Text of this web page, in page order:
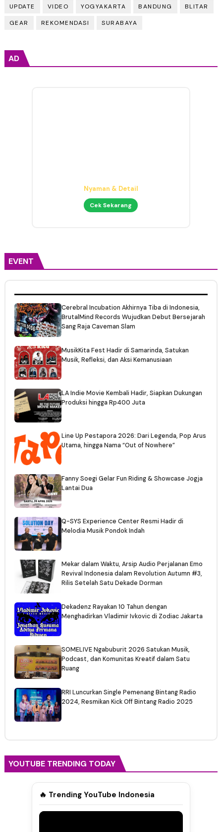
UPDATE VIDEO YOGYAKARTA BANDUNG BLITAR
GEAR REKOMENDASI SURABAYA
AD
Mulai 1 Jutaan
Cek Sekarang
EVENT
Cerebral Incubation Akhirnya Tiba di Indonesia,
BrutalMind Records Wujudkan Debut Bersejarah
Sang Raja Caveman Slam
MusikKita Fest Hadir di Samarinda, Satukan
Musik, Refleksi, dan Aksi Kemanusiaan
LA Indie Movie Kembali Hadir, Siapkan Dukungan
Produksi hingga Rp400 Juta
Line Up Pestapora 2026: Dari Legenda, Pop Arus
Utama, hingga Nama “Out of Nowhere”
Fanny Soegi Gelar Fun Riding & Showcase Jogja
Lantai Dua
Q-SYS Experience Center Resmi Hadir di
Melodia Musik Pondok Indah
Mekar dalam Waktu, Arsip Audio Perjalanan Emo
Revival Indonesia dalam Revolution Autumn #3,
Rilis Setelah Satu Dekade Dorman
Dekadenz Rayakan 10 Tahun dengan
Menghadirkan Vladimir Ivkovic di Zodiac Jakarta
SOMELIVE Ngabuburit 2026 Satukan Musik,
Podcast, dan Komunitas Kreatif dalam Satu
Ruang
RRI Luncurkan Single Pemenang Bintang Radio
2024, Resmikan Kick Off Bintang Radio 2025
YOUTUBE TRENDING TODAY
🔥 Trending YouTube Indonesia